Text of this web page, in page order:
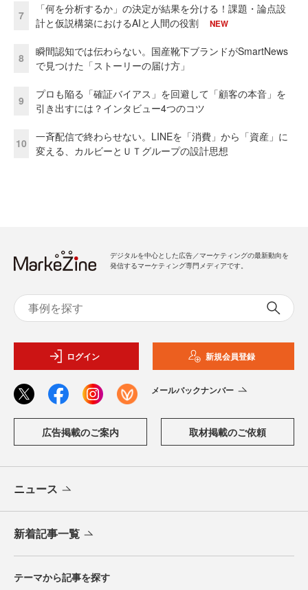
7
「何を分析するか」の決定が結果を分ける！課題・論点設
計と仮説構築におけるAIと人間の役割
NEW
8
瞬間認知では伝わらない。国産靴下ブランドがSmartNews
で見つけた「ストーリーの届け方」
9
プロも陥る「確証バイアス」を回避して「顧客の本音」を
引き出すには？インタビュー4つのコツ
10
一斉配信で終わらせない。LINEを「消費」から「資産」に
変える、カルビーとＵＴグループの設計思想
デジタルを中心とした広告／マーケティングの最新動向を
発信するマーケティング専門メディアです。
ログイン 新規会員登録
メールバックナンバー
広告掲載のご案内 取材掲載のご依頼
ニュース
新着記事一覧
テーマから記事を探す